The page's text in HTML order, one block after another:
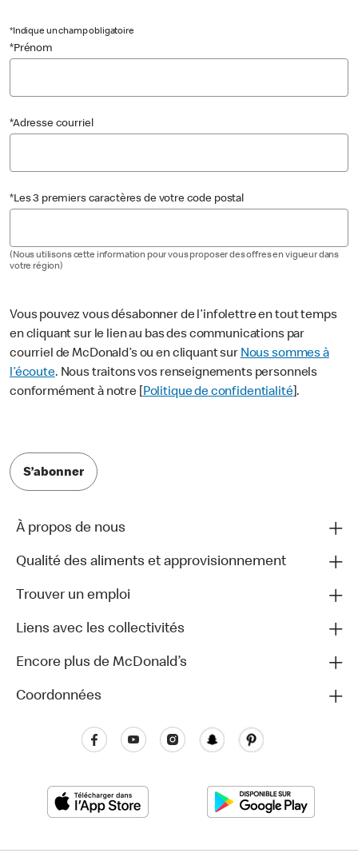
*Indique un champ obligatoire
*Prénom
*Adresse courriel
*Les 3 premiers caractères de votre code postal
(Nous utilisons cette information pour vous proposer des offres en vigueur dans
votre région)
Vous pouvez vous désabonner de l’infolettre en tout temps
en cliquant sur le lien au bas des communications par
courriel de McDonald’s ou en cliquant sur Nous sommes à
l’écoute. Nous traitons vos renseignements personnels
conformément à notre [ Politique de confidentialité].
S’abonner
À propos de nous
Qualité des aliments et approvisionnement
Trouver un emploi
Liens avec les collectivités
Encore plus de McDonald’s
Coordonnées